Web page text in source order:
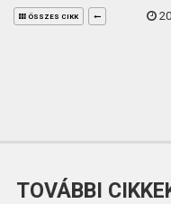
ÖSSZES CIKK
TOVÁBBI